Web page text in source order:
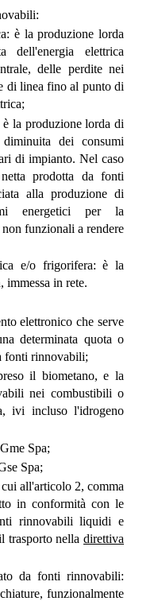
è la produzione lorda
dell'energia elettrica
delle perdite nei
di linea fino al punto di
la produzione lorda di
dei consumi
di impianto. Nel caso
prodotta da fonti
alla produzione di
energetici per la
funzionali a rendere
e/o frigorifera: è la
immessa in rete.
elettronico che serve
determinata quota o
fonti rinnovabili;
il biometano, e la
nei combustibili o
ivi incluso l'idrogeno
Spa;
Spa;
all'articolo 2, comma
in conformità con le
rinnovabili liquidi e
trasporto nella direttiva
da fonti rinnovabili:
funzionalmente